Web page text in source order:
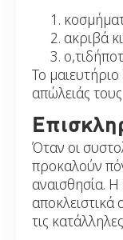
ακριβά
Το
απώλειάς τους
Όταν οι
προκαλούν
αναισθησία. Η
αποκλειστικά
τις